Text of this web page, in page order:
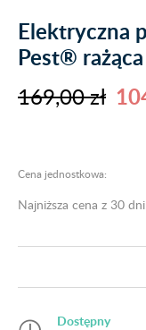
Elektryczna
Pest®
169,00 zł
Cena jednostkowa:
Najniższa cena z 30
Dostępny